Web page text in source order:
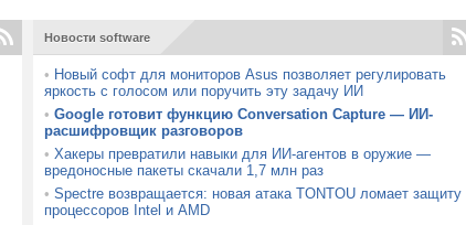
Новости software
• Новый софт для мониторов Asus позволяет регулировать
яркость с голосом или поручить эту задачу ИИ
• Google готовит функцию Conversation Capture — ИИ-
расшифровщик разговоров
• Хакеры превратили навыки для ИИ-агентов в оружие —
вредоносные пакеты скачали 1,7 млн раз
• Spectre возвращается: новая атака TONTOU ломает защиту
процессоров Intel и AMD